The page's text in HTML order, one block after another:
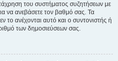
του συστήματος συζητήσεων με
να ανεβάσετε τον βαθμό σας. Τα
το ανέχονται αυτό και ο συντονιστής ή
των δημοσιεύσεων σας.